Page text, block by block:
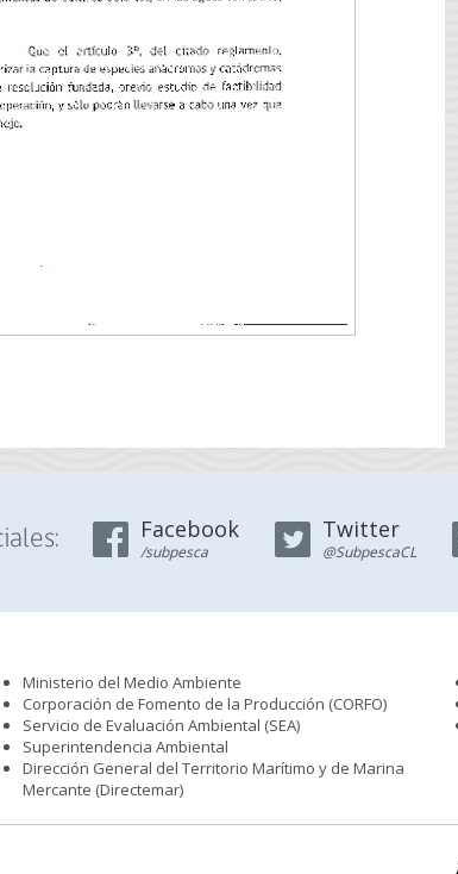
Facebook
/subpesca
Twitter
@SubpescaCL
Ministerio del Medio Ambiente
Corporación de Fomento de la Producción (CORFO)
Servicio de Evaluación Ambiental (SEA)
Superintendencia Ambiental
Dirección General del Territorio Marítimo y de Marina
Mercante (Directemar)